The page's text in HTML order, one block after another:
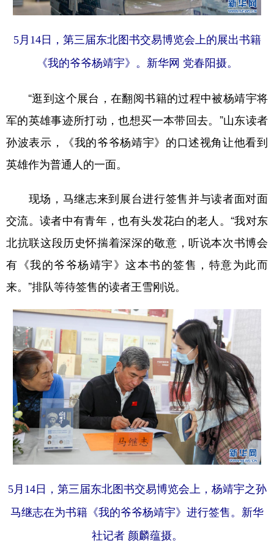
5月14日，第三届东北图书交易博览会上的展出书籍
《我的爷爷杨靖宇》。新华网 党春阳摄。
“逛到这个展台，在翻阅书籍的过程中被杨靖宇将
军的英雄事迹所打动，也想买一本带回去。”山东读者
孙波表示，《我的爷爷杨靖宇》的口述视角让他看到
英雄作为普通人的一面。
现场，马继志来到展台进行签售并与读者面对面
交流。读者中有青年，也有头发花白的老人。“我对东
北抗联这段历史怀揣着深深的敬意，听说本次书博会
有《我的爷爷杨靖宇》这本书的签售，特意为此而
来。”排队等待签售的读者王雪刚说。
5月14日，第三届东北图书交易博览会上，杨靖宇之孙
马继志在为书籍《我的爷爷杨靖宇》进行签售。新华
社记者 颜麟蕴摄。